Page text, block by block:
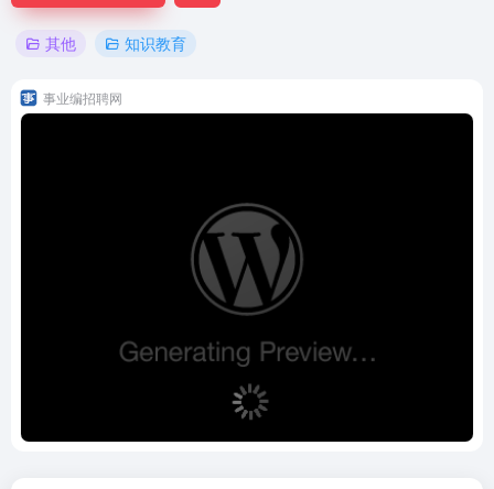
其他 知识教育
事业编招聘网